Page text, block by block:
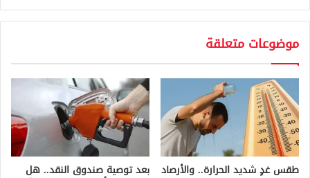
موضوعات متعلقة
طقس غدٍ شديد الحرارة.. والأرصاد بعد توصية صندوق النقد.. هل